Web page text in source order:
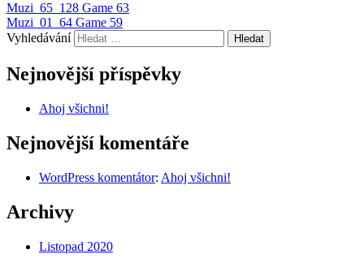
Muzi_65_128 Game 63
Muzi_01_64 Game 59
Vyhledávání
Nejnovější příspěvky
Ahoj všichni!
Nejnovější komentáře
WordPress komentátor: Ahoj všichni!
Archivy
Listopad 2020